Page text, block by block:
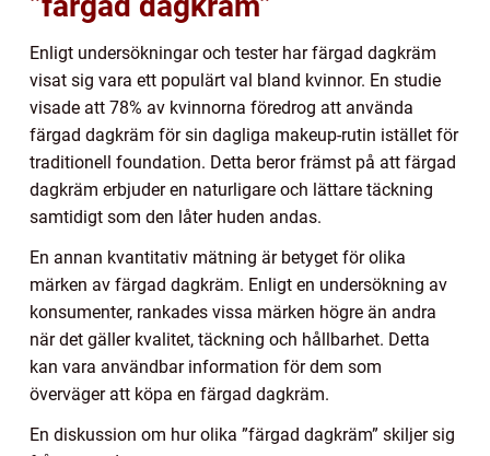
Enligt undersökningar och tester har färgad dagkräm
visat sig vara ett populärt val bland kvinnor. En studie
visade att 78% av kvinnorna föredrog att använda
färgad dagkräm för sin dagliga makeup-rutin istället för
traditionell foundation. Detta beror främst på att färgad
dagkräm erbjuder en naturligare och lättare täckning
samtidigt som den låter huden andas.
En annan kvantitativ mätning är betyget för olika
märken av färgad dagkräm. Enligt en undersökning av
konsumenter, rankades vissa märken högre än andra
när det gäller kvalitet, täckning och hållbarhet. Detta
kan vara användbar information för dem som
överväger att köpa en färgad dagkräm.
En diskussion om hur olika ”färgad dagkräm” skiljer sig